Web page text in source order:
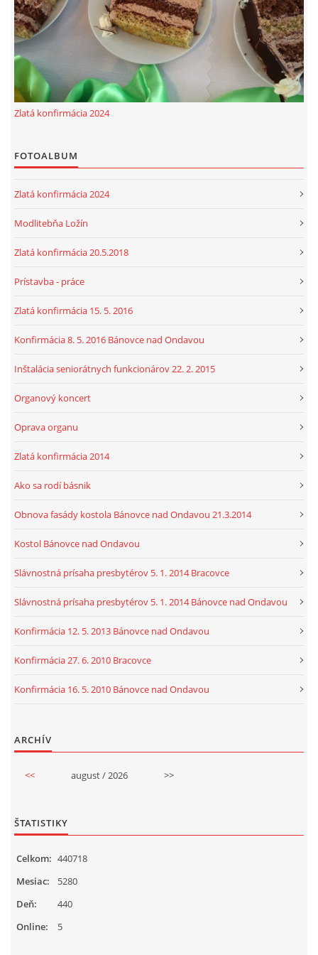
© 2026 eStránky.sk
Zlatá konfirmácia 2024
FOTOALBUM
Zlatá konfirmácia 2024
Modlitebňa Ložín
Zlatá konfirmácia 20.5.2018
Prístavba - práce
Zlatá konfirmácia 15. 5. 2016
Konfirmácia 8. 5. 2016 Bánovce nad Ondavou
Inštalácia seniorátnych funkcionárov 22. 2. 2015
Organový koncert
Oprava organu
Zlatá konfirmácia 2014
Ako sa rodí básnik
Obnova fasády kostola Bánovce nad Ondavou 21.3.2014
Kostol Bánovce nad Ondavou
Slávnostná prísaha presbytérov 5. 1. 2014 Bracovce
Slávnostná prísaha presbytérov 5. 1. 2014 Bánovce nad Ondavou
Konfirmácia 12. 5. 2013 Bánovce nad Ondavou
Konfirmácia 27. 6. 2010 Bracovce
Konfirmácia 16. 5. 2010 Bánovce nad Ondavou
ARCHÍV
<< august / 2026 >>
ŠTATISTIKY
Online: 5
Celkom: 440718
Mesiac:
5280
Deň:
440